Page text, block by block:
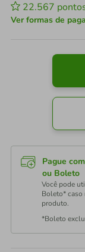
22.567
Ver formas de
Pague
ou Boleto
Você pode
Boleto* caso
produto.
*Boleto